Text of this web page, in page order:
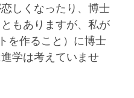
しくなったり、博士
もありますが、私が
を作ること）に博士
学は考えていませ